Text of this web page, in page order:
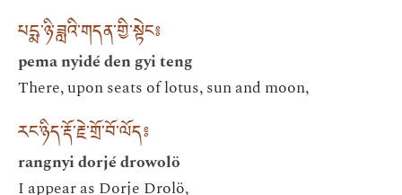
པདྨ་ཉི་ཟླའི་གདན་གྱི་སྟེང༔
pema nyidé den gyi teng
There, upon seats of lotus, sun and moon,
རང་ཉིད་རྡོ་རྗེ་གྲོ་བོ་ལོད༔
rangnyi dorjé drowolö
I appear as Dorje Drolö,